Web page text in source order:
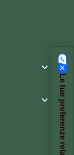

